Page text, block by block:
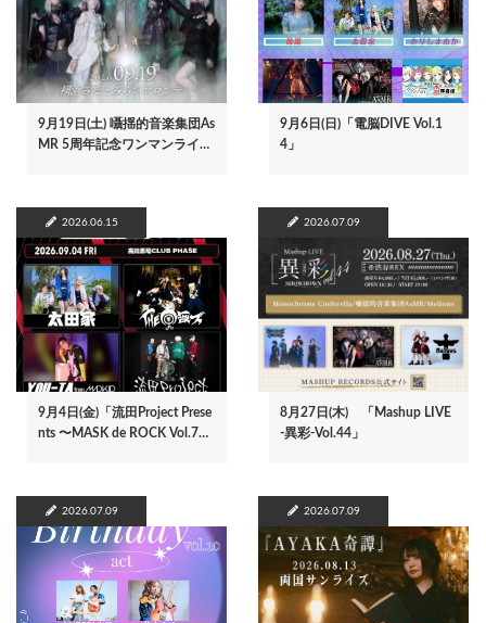
9月19日(土) 囁揺的音楽集団As
MR 5周年記念ワンマンライ…
9月6日(日)「電脳DIVE Vol.1
4」
2026.06.15
9月4日(金)「流田Project Prese
nts 〜MASK de ROCK Vol.7…
2026.07.09
8月27日(木) 「Mashup LIVE
-異彩-Vol.44」
2026.07.09 2026.07.09